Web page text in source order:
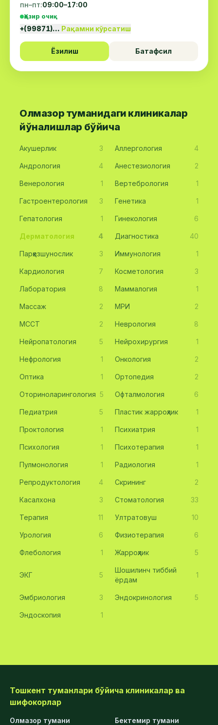
пн–пт:09:00–17:00
Ҳозир очиқ
+(99871)… Рақамни кўрсатиш
Ёзилиш Батафсил
Олмазор туманидаги клиникалар
йўналишлар бўйича
Акушерлик 3 Аллергология 4
Андрология 4 Анестезиология 2
Венерология 1 Вертебрология 1
Гастроентерология 3 Генетика 1
Гепатология 1 Гинекология 6
Дерматология 4 Диагностика 40
Парҳезшунослик 3 Иммунология 1
Кардиология 7 Косметология 3
Лаборатория 8 Маммалогия 1
Массаж 2 МРИ 2
МССТ 2 Неврология 8
Нейропатология 5 Нейрохирургия 1
Нефрология 1 Онкология 2
Оптика 1 Ортопедия 2
Оториноларингология 5 Офталмология 6
Педиатрия 5 Пластик жарроҳлик 1
Проктология 1 Психиатрия 1
Психология 1 Психотерапия 1
Пулмонология 1 Радиология 1
Репродуктология 4 Скрининг 2
Касалхона 3 Стоматология 33
Терапия 11 Ултратовуш 10
Урология 6 Физиотерапия 6
Флебология 1 Жарроҳлик 5
ЭКГ 5
Шошилинч тиббий
ёрдам
1
Эмбриология 3 Эндокринология 5
Эндоскопия 1
Тошкент туманлари бўйича клиникалар ва
шифокорлар
Олмазор тумани
Бектемир тумани